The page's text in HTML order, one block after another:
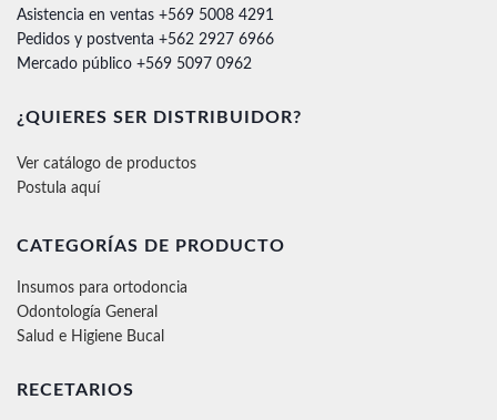
Asistencia en ventas +569 5008 4291
Pedidos y postventa +562 2927 6966
Mercado público +569 5097 0962
¿QUIERES SER DISTRIBUIDOR?
Ver catálogo de productos
Postula aquí
CATEGORÍAS DE PRODUCTO
Insumos para ortodoncia
Odontología General
Salud e Higiene Bucal
RECETARIOS